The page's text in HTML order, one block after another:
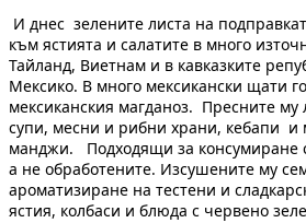
И днес зелените листа на
към ястията и салатите в много
Тайланд, Виетнам и в кавказките
Мексико. В много мексикански щати
мексиканския магданоз. Пресните му
супи, месни и рибни храни, кебапи и
манджи. Подходящи за консумиране
а не обработените. Изсушените му
ароматизиране на тестени и
ястия, колбаси и блюда с червено